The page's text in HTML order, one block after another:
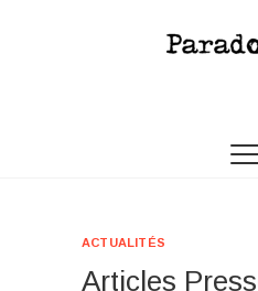
ACTUALITÉS
Articles